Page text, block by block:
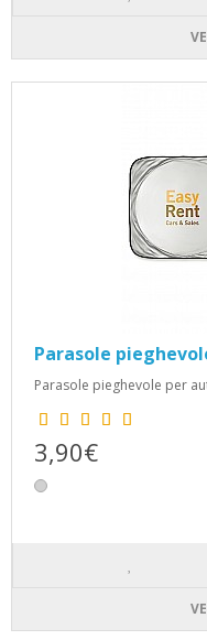
Parasole
Parasole pieghevole per
3,90€